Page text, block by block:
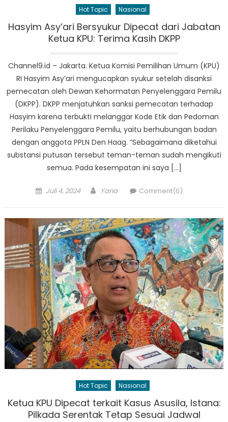
Hot Topic Nasional
Hasyim Asy’ari Bersyukur Dipecat dari Jabatan
Ketua KPU: Terima Kasih DKPP
Channel9.id – Jakarta. Ketua Komisi Pemilihan Umum (KPU)
RI Hasyim Asy’ari mengucapkan syukur setelah disanksi
pemecatan oleh Dewan Kehormatan Penyelenggara Pemilu
(DKPP). DKPP menjatuhkan sanksi pemecatan terhadap
Hasyim karena terbukti melanggar Kode Etik dan Pedoman
Perilaku Penyelenggara Pemilu, yaitu berhubungan badan
dengan anggota PPLN Den Haag. “Sebagaimana diketahui
substansi putusan tersebut teman-teman sudah mengikuti
semua. Pada kesempatan ini saya […]
Posted
Juli 4, 2024 Author
Yana Comment(0)
Hot Topic Nasional
Ketua KPU Dipecat terkait Kasus Asusila, Istana:
Pilkada Serentak Tetap Sesuai Jadwal